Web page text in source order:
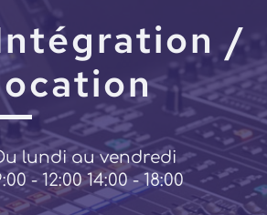
/
lundi au vendredi
- 12:00 14:00 - 18:00